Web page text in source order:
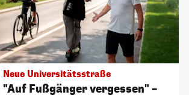
Neue Universitätsstraße
"Auf Fußgänger vergessen" –